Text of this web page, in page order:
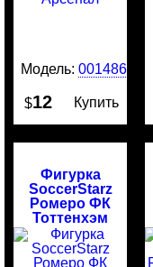
Модель:0014865
$12 Купить
Фигурка
SoccerStarz
Ромеро ФК
Тоттенхэм